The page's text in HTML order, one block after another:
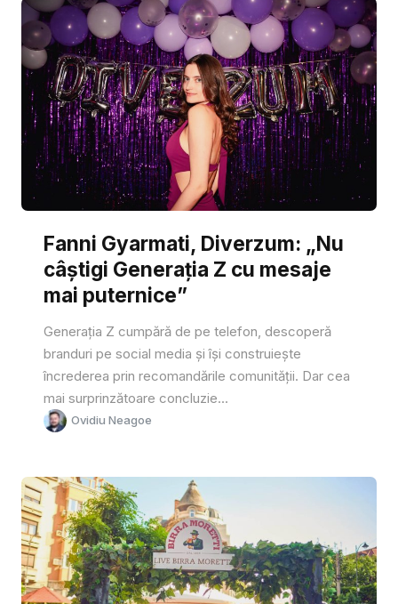
Fanni Gyarmati, Diverzum: „Nu
câștigi Generația Z cu mesaje
mai puternice”
Generația Z cumpără de pe telefon, descoperă
branduri pe social media și își construiește
încrederea prin recomandările comunității. Dar cea
mai surprinzătoare concluzie...
Ovidiu Neagoe